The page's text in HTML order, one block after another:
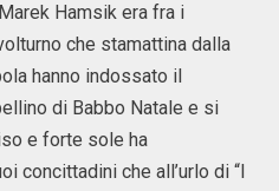
Hamsik era fra i
che stamattina dalla
hanno indossato il
di Babbo Natale e si
e forte sole ha
concittadini che all’urlo di “I